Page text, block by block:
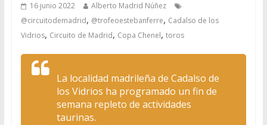
16 junio 2022
Alberto Madrid Núñez
@circuitodemadrid, @trofeoestebanferre, Cadalso de los
Vidrios, Circuito de Madrid, Copa Chenel, toros
La localidad madrileña de Cadalso de
los Vidrios ha programado un fin de
semana repleto de actividades
taurinas.